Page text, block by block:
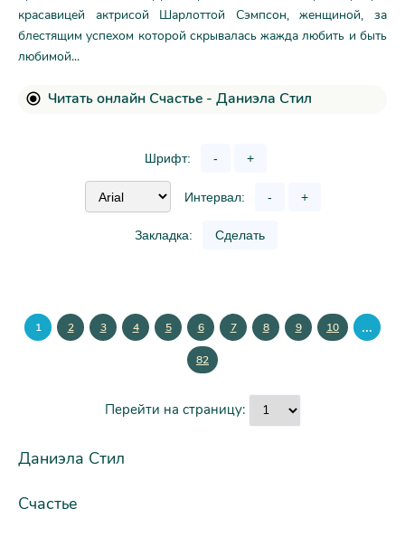
красавицей актрисой Шарлоттой Сэмпсон, женщиной, за
блестящим успехом которой скрывалась жажда любить и быть
любимой...
Читать онлайн Счастье - Даниэла Стил
Шрифт: - +
Интервал: - +
Закладка: Сделать
1 2 3 4 5 6 7 8 9 10 ...
82
Перейти на страницу:
Даниэла Стил
Счастье